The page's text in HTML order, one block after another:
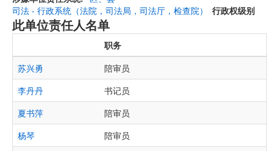
司法 - 行政系统（法院，司法局，司法厅，检查院）
行政权级别
此单位责任人名单
职务
苏兴勇
陪审员
李丹丹
书记员
夏书萍
陪审员
杨琴
陪审员